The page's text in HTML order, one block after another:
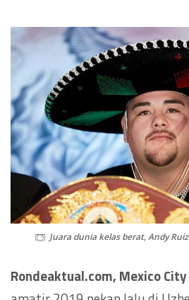
Juara dunia kelas berat, Andy
Rondeaktual.com, Mexico